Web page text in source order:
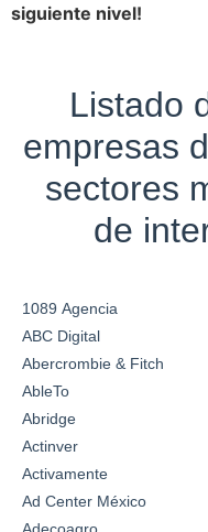
siguiente nivel!
Listado
empresas
sectores
de
1089 Agencia
ABC Digital
Abercrombie & Fitch
AbleTo
Abridge
Actinver
Activamente
Ad Center México